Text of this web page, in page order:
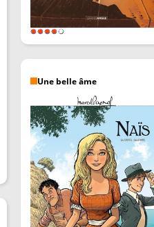
Une belle âme